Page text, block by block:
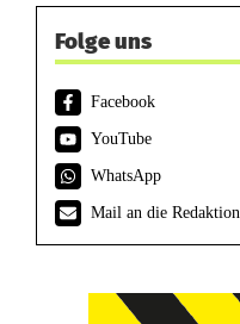
Folge uns
Facebook
YouTube
WhatsApp
Mail an die Redaktion